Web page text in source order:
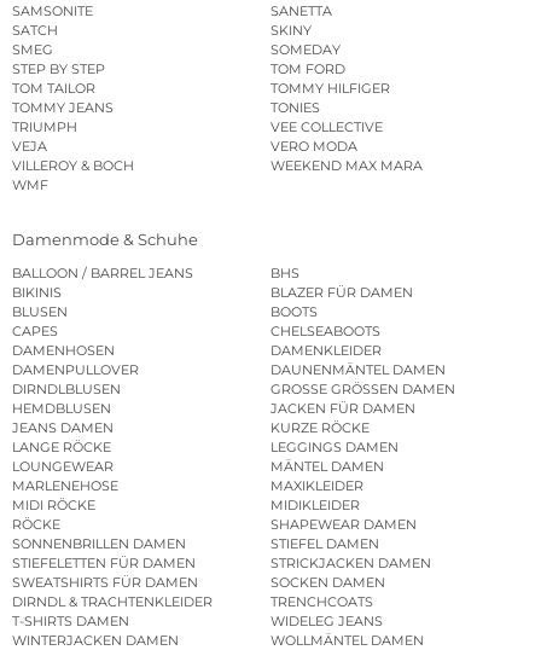
SAMSONITE
SANETTA
SATCH
SKINY
SMEG
SOMEDAY
STEP BY STEP
TOM FORD
TOM TAILOR
TOMMY HILFIGER
TOMMY JEANS
TONIES
TRIUMPH
VEE COLLECTIVE
VEJA
VERO MODA
VILLEROY & BOCH
WEEKEND MAX MARA
WMF
Damenmode & Schuhe
BALLOON / BARREL JEANS
BHS
BIKINIS
BLAZER FÜR DAMEN
BLUSEN
BOOTS
CAPES
CHELSEABOOTS
DAMENHOSEN
DAMENKLEIDER
DAMENPULLOVER
DAUNENMÄNTEL DAMEN
DIRNDLBLUSEN
GROSSE GRÖSSEN DAMEN
HEMDBLUSEN
JACKEN FÜR DAMEN
JEANS DAMEN
KURZE RÖCKE
LANGE RÖCKE
LEGGINGS DAMEN
LOUNGEWEAR
MÄNTEL DAMEN
MARLENEHOSE
MAXIKLEIDER
MIDI RÖCKE
MIDIKLEIDER
RÖCKE
SHAPEWEAR DAMEN
SONNENBRILLEN DAMEN
STIEFEL DAMEN
STIEFELETTEN FÜR DAMEN
STRICKJACKEN DAMEN
SWEATSHIRTS FÜR DAMEN
SOCKEN DAMEN
DIRNDL & TRACHTENKLEIDER
TRENCHCOATS
T-SHIRTS DAMEN
WIDELEG JEANS
WINTERJACKEN DAMEN
WOLLMÄNTEL DAMEN